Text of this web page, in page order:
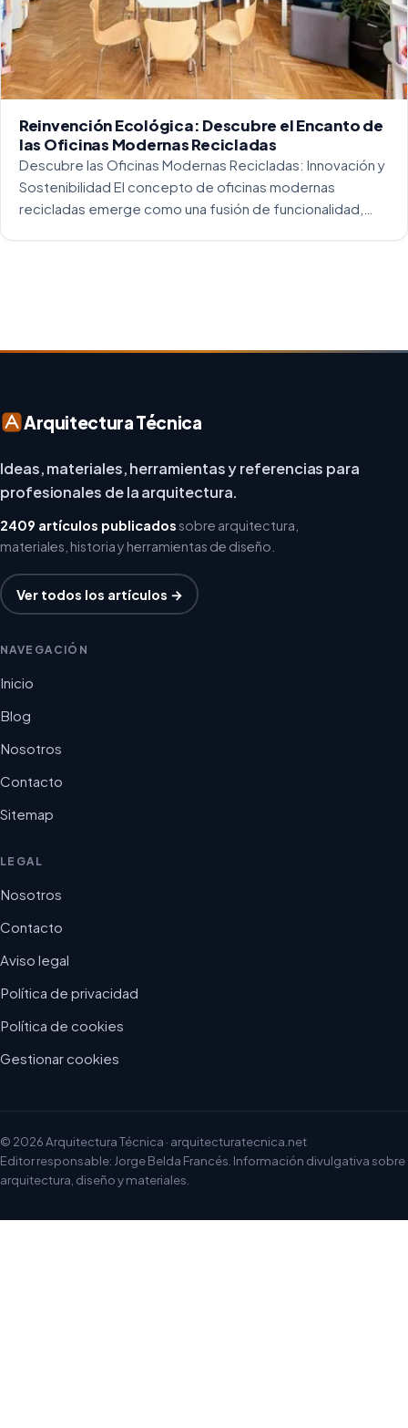
Reinvención Ecológica: Descubre el Encanto de
las Oficinas Modernas Recicladas
Descubre las Oficinas Modernas Recicladas: Innovación y
Sostenibilidad El concepto de oficinas modernas
recicladas emerge como una fusión de funcionalidad,
Arquitectura Técnica
Ideas, materiales, herramientas y referencias para
profesionales de la arquitectura.
2409 artículos publicadossobre arquitectura,
materiales, historia y herramientas de diseño.
Ver todos los artículos →
NAVEGACIÓN
Inicio
Blog
Nosotros
Contacto
Sitemap
LEGAL
Nosotros
Contacto
Aviso legal
Política de privacidad
Política de cookies
Gestionar cookies
© 2026 Arquitectura Técnica · arquitecturatecnica.net
Editor responsable: Jorge Belda Francés. Información divulgativa sobre
arquitectura, diseño y materiales.